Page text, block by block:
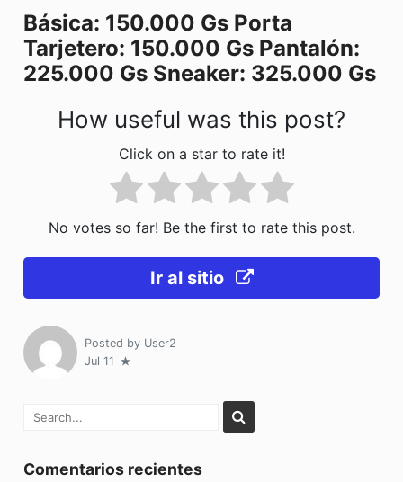
k
Básica: 150.000 Gs Porta
Tarjetero: 150.000 Gs Pantalón:
225.000 Gs Sneaker: 325.000 Gs
How useful was this post?
Click on a star to rate it!
No votes so far! Be the first to rate this post.
Ir al sitio
Posted by User2
Jul 11
Comentarios recientes